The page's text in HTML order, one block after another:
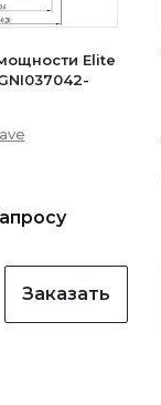
Elite
Заказать